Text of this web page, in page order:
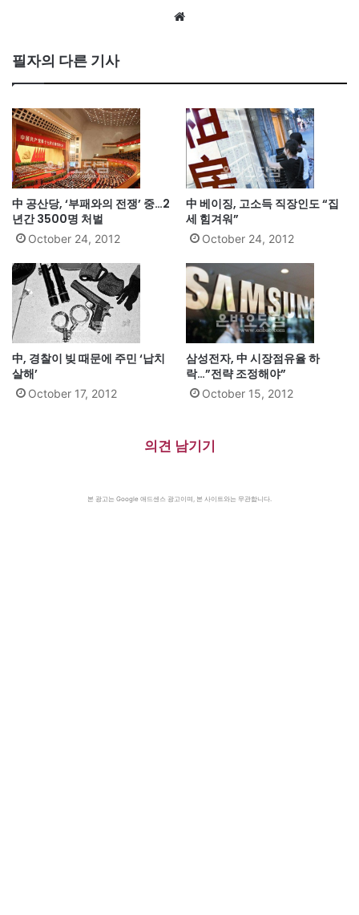
필자의 다른 기사
中 공산당, ‘부패와의 전쟁’ 중…2
년간 3500명 처벌
October 24, 2012
中 베이징, 고소득 직장인도 “집
세 힘겨워”
October 24, 2012
中, 경찰이 빚 때문에 주민 ‘납치
살해’
October 17, 2012
삼성전자, 中 시장점유율 하
락…”전략 조정해야”
October 15, 2012
의견 남기기
본 광고는 Google 애드센스 광고이며, 본 사이트와는 무관합니다.